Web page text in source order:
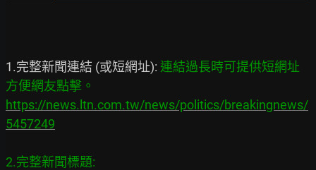
1.完整新聞連結 (或短網址): 連結過長時可提供短網址
https://news.ltn.com.tw/news/politics/breakingnews/
5457249
2.完整新聞標題: